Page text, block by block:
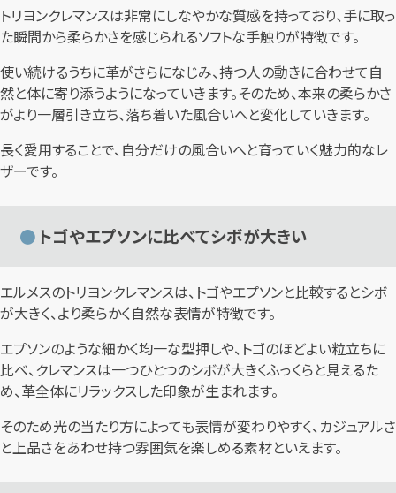
トリヨンクレマンスは非常にしなやかな質感を持っており、手に取っ
た瞬間から柔らかさを感じられるソフトな手触りが特徴です。
使い続けるうちに革がさらになじみ、持つ人の動きに合わせて自
然と体に寄り添うようになっていきます。そのため、本来の柔らかさ
がより一層引き立ち、落ち着いた風合いへと変化していきます。
長く愛用することで、自分だけの風合いへと育っていく魅力的なレ
ザーです。
トゴやエプソンに比べてシボが大きい
エルメスのトリヨンクレマンスは、トゴやエプソンと比較するとシボ
が大きく、より柔らかく自然な表情が特徴です。
エプソンのような細かく均一な型押しや、トゴのほどよい粒立ちに
比べ、クレマンスは一つひとつのシボが大きくふっくらと見えるた
め、革全体にリラックスした印象が生まれます。
そのため光の当たり方によっても表情が変わりやすく、カジュアルさ
と上品さをあわせ持つ雰囲気を楽しめる素材といえます。